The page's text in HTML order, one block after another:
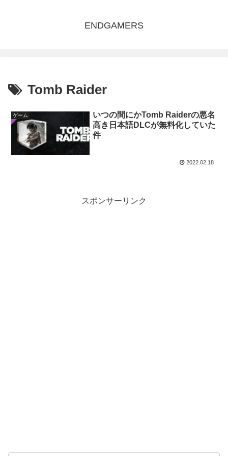
ENDGAMERS
Tomb Raider
ゲーム
いつの間にかTomb Raiderの悪名
高き日本語DLCが無料化していた
件
2022.02.18
スポンサーリンク